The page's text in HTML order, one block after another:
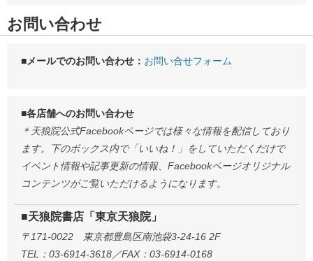
お問い合わせ
■メールでのお問い合わせ： お問い合せフォーム
■各店舗へのお問い合わせ
＊天狼院公式Facebookページでは様々な情報を配信しており
ます。下のボックス内で「いいね！」をしていただくだけで
イベント情報や記事更新の情報、Facebookページオリジナル
コンテンツがご覧いただけるようになります。
■天狼院書店「東京天狼院」
〒171-0022 東京都豊島区南池袋3-24-16 2F
TEL：03-6914-3618／FAX：03-6914-0168